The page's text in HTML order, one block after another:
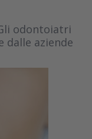
odontoiatri
dalle aziende